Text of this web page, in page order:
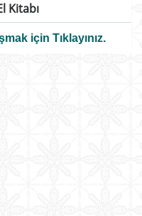
Kitabı
için Tıklayınız.